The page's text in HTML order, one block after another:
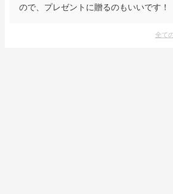
ので、プレゼントに贈るのもいいです！
全て